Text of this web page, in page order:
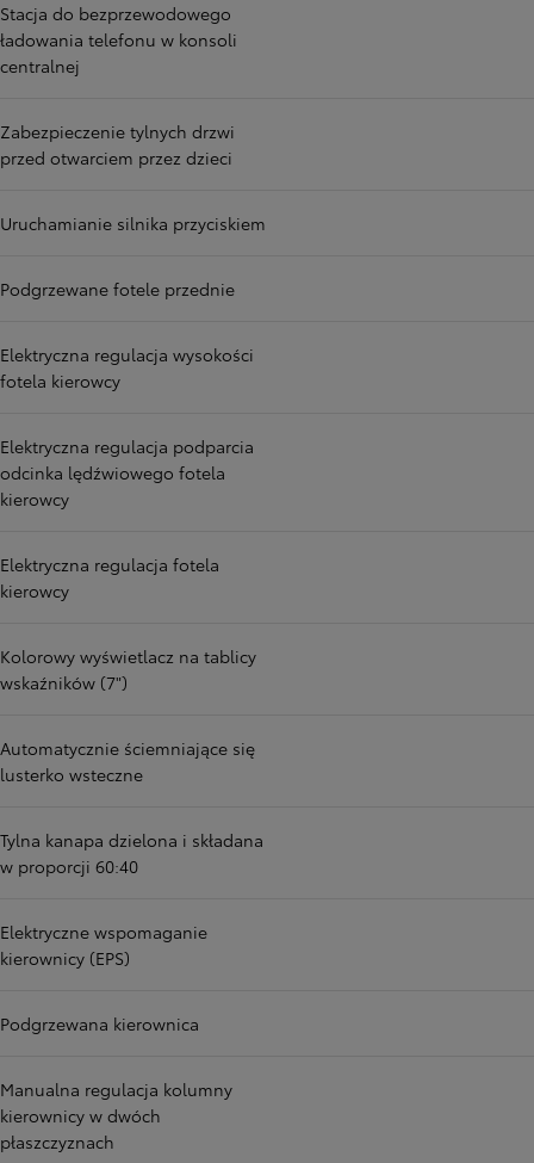
Stacja do bezprzewodowego
ładowania telefonu w konsoli
centralnej
Zabezpieczenie tylnych drzwi
przed otwarciem przez dzieci
Uruchamianie silnika przyciskiem
Podgrzewane fotele przednie
Elektryczna regulacja wysokości
fotela kierowcy
Elektryczna regulacja podparcia
odcinka lędźwiowego fotela
kierowcy
Elektryczna regulacja fotela
kierowcy
Kolorowy wyświetlacz na tablicy
wskaźników (7")
Automatycznie ściemniające się
lusterko wsteczne
Tylna kanapa dzielona i składana
w proporcji 60:40
Elektryczne wspomaganie
kierownicy (EPS)
Podgrzewana kierownica
Manualna regulacja kolumny
kierownicy w dwóch
płaszczyznach